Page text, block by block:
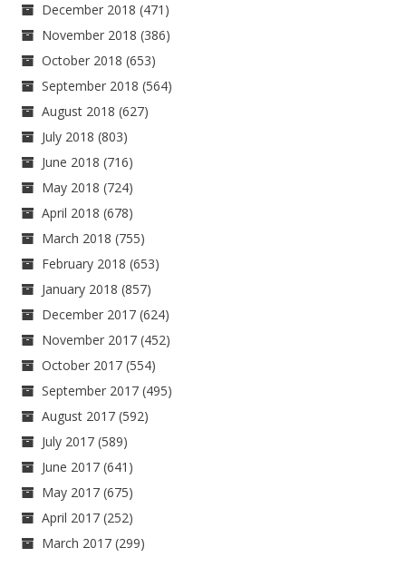
December 2018 (471)
November 2018 (386)
October 2018 (653)
September 2018 (564)
August 2018 (627)
July 2018 (803)
June 2018 (716)
May 2018 (724)
April 2018 (678)
March 2018 (755)
February 2018 (653)
January 2018 (857)
December 2017 (624)
November 2017 (452)
October 2017 (554)
September 2017 (495)
August 2017 (592)
July 2017 (589)
June 2017 (641)
May 2017 (675)
April 2017 (252)
March 2017 (299)